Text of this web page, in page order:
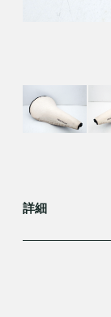
詳細